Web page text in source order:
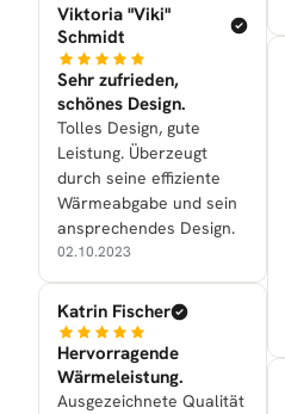
Viktoria "Viki"
Schmidt
Sehr zufrieden,
schönes Design.
Tolles Design, gute
Leistung. Überzeugt
durch seine effiziente
Wärmeabgabe und sein
ansprechendes Design.
02.10.2023
Katrin Fischer
Hervorragende
Wärmeleistung.
Ausgezeichnete Qualität